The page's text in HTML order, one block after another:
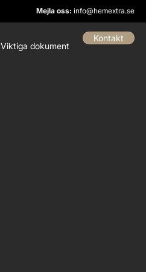
Viktiga dokument
Kontakt
Mejla oss: info@hemextra.se